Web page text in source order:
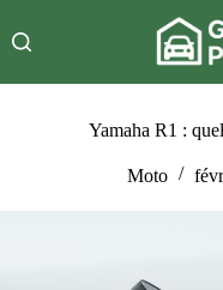
au
contenu
Yamaha R1 :
Moto